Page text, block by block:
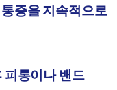
증을 지속적으로
피통이나 밴드